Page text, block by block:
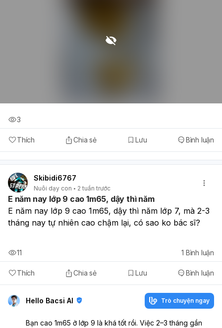
Thích Chia sẻ Lưu Bình luận
3
Skibidi6767
Nuôi dạy con 2 tuần trước
E năm nay lớp 9 cao 1m65, dậy thì năm
E năm nay lớp 9 cao 1m65, dậy thì năm lớp 7, mà 2-3
tháng nay tự nhiên cao chậm lại, có sao ko bác sĩ?
Thích Chia sẻ Lưu Bình luận
11 1 Bình luận
Hello Bacsi AI Trò chuyện ngay
Bạn cao 1m65 ở lớp 9 là khá tốt rồi. Việc 2–3 tháng gần